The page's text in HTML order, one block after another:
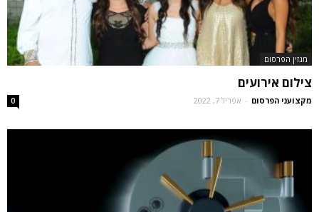
מגזין הפרסום
צילום אירועים
מקצועני הפרסום - אפריל 7, 2022 0